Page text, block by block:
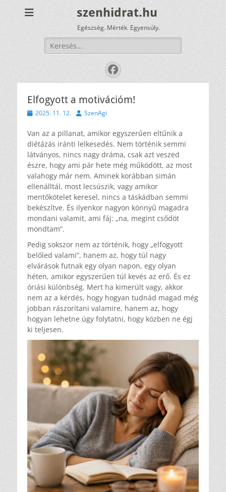
szenhidrat.hu
Egészség. Mérték. Egyensúly.
Keresés:
Facebook
Elfogyott a motivációm!
Közzétéve
2025. 11. 12. SzerzőSzenAgi
Van az a pillanat, amikor egyszerűen eltűnik a
diétázás iránti lelkesedés. Nem történik semmi
látványos, nincs nagy dráma, csak azt veszed
észre, hogy ami pár hete még működött, az most
valahogy már nem. Aminek korábban simán
ellenálltál, most lecsúszik, vagy amikor
mentőkötelet keresel, nincs a táskádban semmi
bekészítve. És ilyenkor nagyon könnyű magadra
mondani valamit, ami fáj: „na, megint csődöt
mondtam”.
Pedig sokszor nem az történik, hogy „elfogyott
belőled valami”, hanem az, hogy túl nagy
elvárások futnak egy olyan napon, egy olyan
héten, amikor egyszerűen túl kevés az erő. És ez
óriási különbség. Mert ha kimerült vagy, akkor
nem az a kérdés, hogy hogyan tudnád magad még
jobban rászorítani valamire, hanem az, hogy
hogyan lehetne úgy folytatni, hogy közben ne égj
ki teljesen.